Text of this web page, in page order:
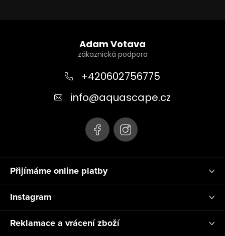
Přijímáme online platby
Adam Votava
+420602756775
info@aquascape.cz
Instagram
Reklamace a vrácení zboží